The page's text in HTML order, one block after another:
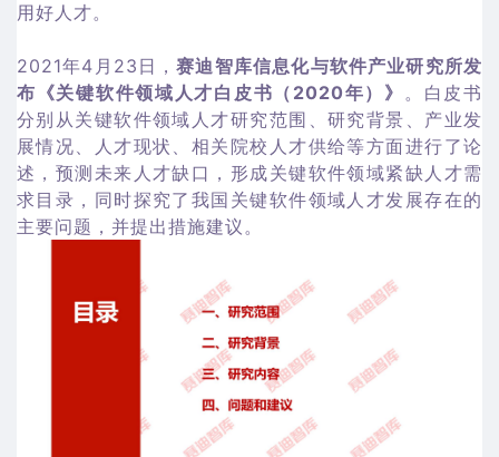
用好人才。
2021年4月23日，赛迪智库信息化与软件产业研究所发
布《关键软件领域人才白皮书（2020年）》 。白皮书
分别从关键软件领域人才研究范围、研究背景、产业发
展情况、人才现状、相关院校人才供给等方面进行了论
述，预测未来人才缺口，形成关键软件领域紧缺人才需
求目录，同时探究了我国关键软件领域人才发展存在的
主要问题，并提出措施建议。